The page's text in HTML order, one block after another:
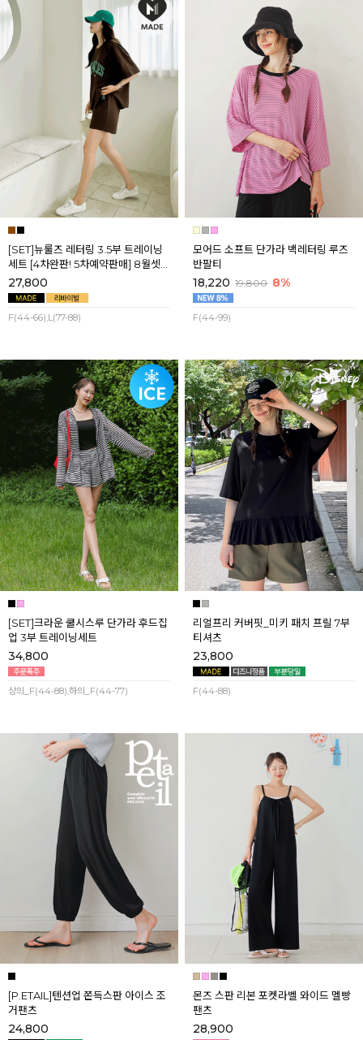
[SET]뉴룰즈 레터링 3.5부 트레이닝
세트 [4차완판! 5차예약판매] 8월셋
째주 순차배송
27,800
F(44-66),L(77-88)
모어드 소프트 단가라 백레터링 루즈
반팔티
18,220 19,800 8%
F(44-99)
[SET]크라운 쿨시스루 단가라 후드집
업 3부 트레이닝세트
34,800
상의_F(44-88),하의_F(44-77)
리얼프리 커버핏_미키 패치 프릴 7부
티셔츠
23,800
F(44-88)
[P.ETAIL]텐션업 쫀득스판 아이스 조
거팬츠
24,800
몬즈 스판 리본 포켓라벨 와이드 멜빵
팬츠
28,900